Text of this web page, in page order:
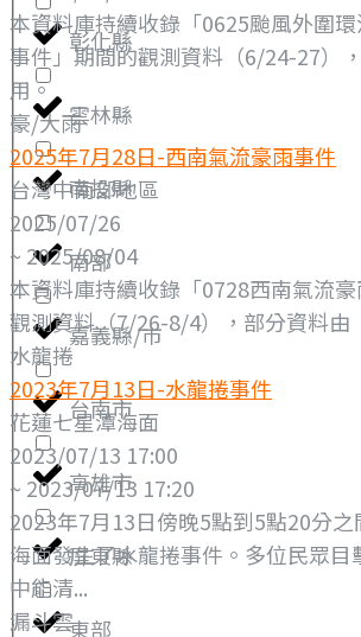
彰化縣
雲林縣
南投縣
南部
嘉義縣/市
台南市
高雄市
屏東縣
東部
本資料庫持續收錄「0625颱風外圍
事件」期間的觀測資料（6/24-27）
用。
豪/大雨
2025年7月28日-西南氣流豪雨事件
台灣中南部地區
2025/07/26
~ 2025/08/04
本資料庫持續收錄「0728西南氣流
觀測資料（7/26-8/4），部分資料由
水龍捲
2023年7月13日-水龍捲事件
花蓮七星潭海面
2023/07/13 17:00
~ 2023/07/13 17:20
2023年7月13日傍晚5點到5點20分
海面發生了水龍捲事件。多位民眾目
中能清...
漏斗雲